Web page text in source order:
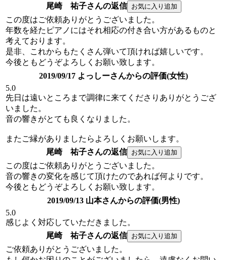
尾崎 祐子さんの返信
この度はご依頼ありがとうございました。
年数を経たピアノにはそれ相応の付き合い方があるものと
考えております。
是非、これからもたくさん弾いて頂ければ嬉しいです。
今後ともどうぞよろしくお願い致します。
2019/09/17 よっしーさんからの評価(女性)
5.0
先日は遠いところまで調律に来てくださりありがとうござ
いました。
音の響きがとても良くなりました。
またご縁がありましたらよろしくお願いします。
尾崎 祐子さんの返信
この度はご依頼ありがとうございました。
音の響きの変化を感じて頂けたのであれば何よりです。
今後ともどうぞよろしくお願い致します。
2019/09/13 山本さんからの評価(男性)
5.0
感じよく対応していただきました。
尾崎 祐子さんの返信
ご依頼ありがとうございました。